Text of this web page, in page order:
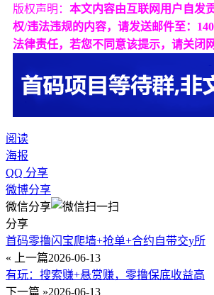
版权声明： 本文内容由互联网用户自发
权/违法违规的内容，请发送邮件至：
法律责任，若您不同意该提示，请关闭
阅读
海报
QQ 分享
微博分享
微信分享
分享
首码零撸闪宝爬墙+抢单+合约自带交y所
« 上一篇2026-06-13
有玩：搜索赚+悬赏赚，零撸保底收益高
下一篇 »2026-06-13